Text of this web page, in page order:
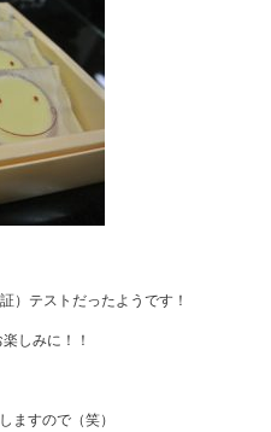
）テストだったようです！
しみに！！
ますので（笑）